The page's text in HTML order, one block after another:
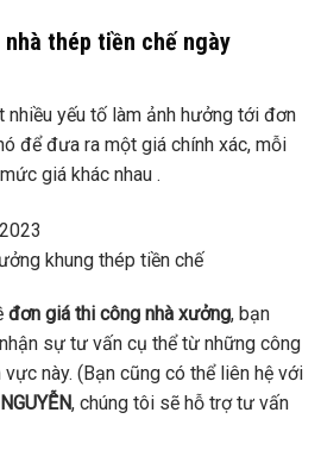
thép tiền chế ngày
nhiều yếu tố làm ảnh hưởng tới đơn
để đưa ra một giá chính xác, mỗi
giá khác nhau .
khung thép tiền chế
đơn giá thi công nhà xưởng, bạn
sự tư vấn cụ thể từ những công
này. (Bạn cũng có thể liên hệ với
, chúng tôi sẽ hỗ trợ tư vấn